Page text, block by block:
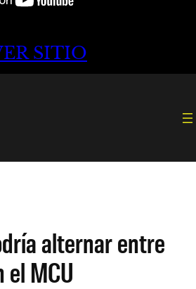
SITIO
alternar entre
el MCU